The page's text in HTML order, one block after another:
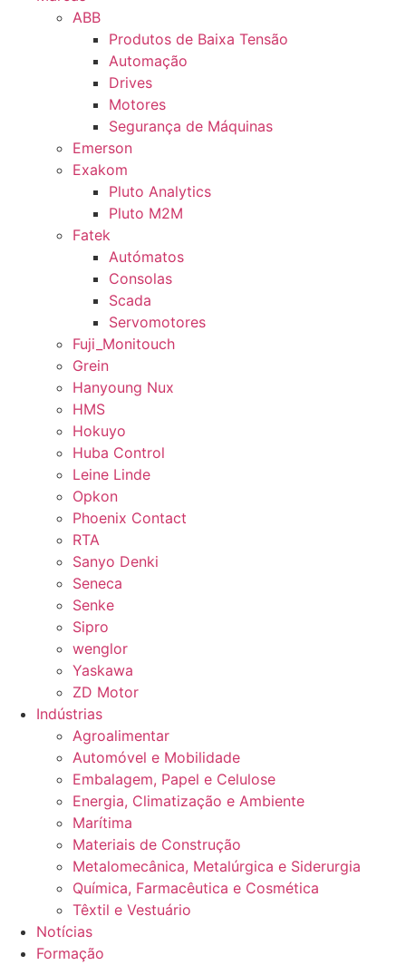
ABB
Produtos de Baixa Tensão
Automação
Drives
Motores
Segurança de Máquinas
Emerson
Exakom
Pluto Analytics
Pluto M2M
Fatek
Autómatos
Consolas
Scada
Servomotores
Fuji_Monitouch
Grein
Hanyoung Nux
HMS
Hokuyo
Huba Control
Leine Linde
Opkon
Phoenix Contact
RTA
Sanyo Denki
Seneca
Senke
Sipro
wenglor
Yaskawa
ZD Motor
Indústrias
Agroalimentar
Automóvel e Mobilidade
Embalagem, Papel e Celulose
Energia, Climatização e Ambiente
Marítima
Materiais de Construção
Metalomecânica, Metalúrgica e Siderurgia
Química, Farmacêutica e Cosmética
Têxtil e Vestuário
Notícias
Formação